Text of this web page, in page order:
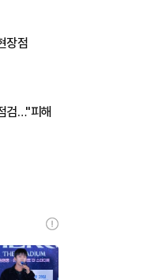
장점
검…"피해